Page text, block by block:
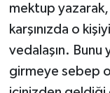
mektup
karşınızda o
vedalaşın.
girmeye sebep